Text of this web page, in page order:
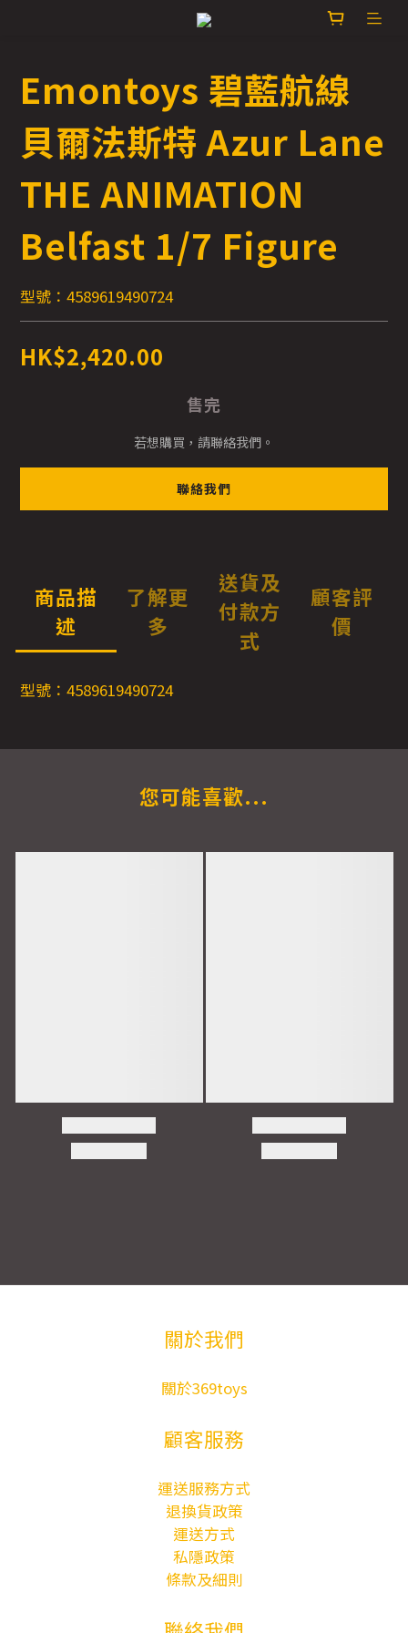
Emontoys 碧藍航線
貝爾法斯特 Azur Lane
THE ANIMATION
Belfast 1/7 Figure
型號：4589619490724
HK$2,420.00
售完
若想購買，請聯絡我們。
聯絡我們
商品描
述
了解更
多
送貨及
付款方
式
顧客評
價
型號：4589619490724
您可能喜歡...
關於我們
關於369toys
顧客服務
運送服務方式
退換貨政策
運送方式
私隱政策
條款及細則